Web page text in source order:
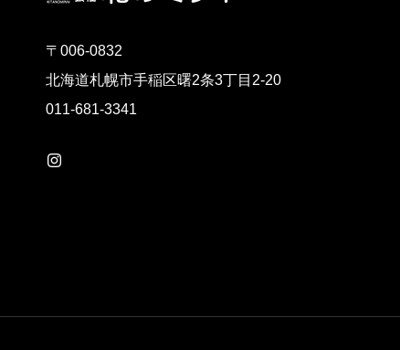
〒006-0832
北海道札幌市手稲区曙2条3丁目2-20
011-681-3341